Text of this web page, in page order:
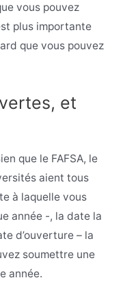
vous pouvez
plus importante
que vous pouvez
et
que le FAFSA, le
aient tous
à laquelle vous
année -, la date la
d’ouverture – la
soumettre une
année.